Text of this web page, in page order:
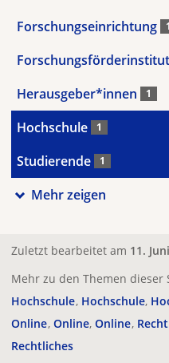
Forschungseinrichtung 1
Herausgeber*innen 1
Hochschule 1
Studierende 1
Mehr zeigen
Zuletzt bearbeitet am 11.
Mehr zu den Themen dieser
Hochschule Hochschule
Online Online Online
Rechtliches